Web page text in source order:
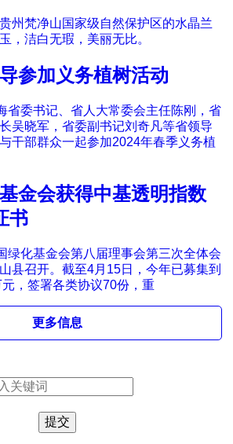
州梵净山国家级自然保护区的水晶兰
，洁白无瑕，美丽无比。
参加义务植树活动
省委书记、省人大常委会主任陈刚，省
吴晓军，省委副书记刘奇凡等省领导
干部群众一起参加2024年春季义务植
金会获得中基透明指数
书
绿化基金会第八届理事会第三次全体会
县召开。截至4月15日，今年已募集到
，签署各类协议70份，重
更多信息